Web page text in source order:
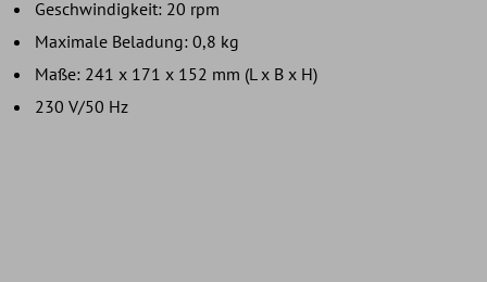
Geschwindigkeit: 20 rpm
Maximale Beladung: 0,8 kg
Maße: 241 x 171 x 152 mm (L x B x H)
230 V/50 Hz